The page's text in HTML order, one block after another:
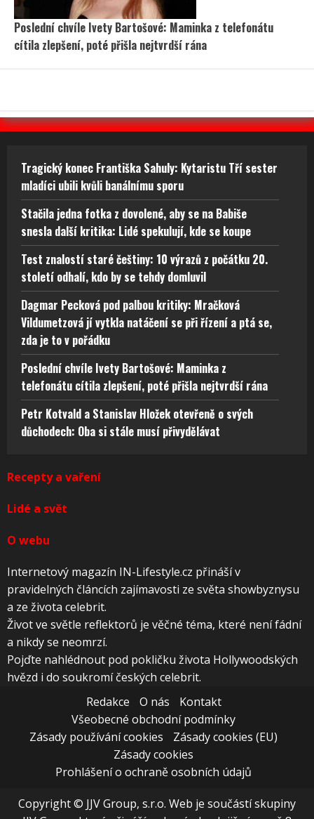
Poslední chvíle Ivety Bartošové: Maminka z telefonátu
cítila zlepšení, poté přišla nejtvrdší rána
Tragický konec Františka Sahuly: Kytaristu Tří sester
mladíci ubili kvůli banálnímu sporu
Stačila jedna fotka z dovolené, aby se na Babiše
snesla další kritika: Lidé spekulují, kde se koupe
Test znalostí staré češtiny: 10 výrazů z počátku 20.
století odhalí, kdo by se tehdy domluvil
Dagmar Pecková pod palbou kritiky: Mračková
Vildumetzová jí vytkla natáčení se při řízení a ptá se,
zda je to v pořádku
Poslední chvíle Ivety Bartošové: Maminka z
telefonátu cítila zlepšení, poté přišla nejtvrdší rána
Petr Kotvald a Stanislav Hložek otevřeně o svých
důchodech: Oba si stále musí přivydělávat
Recepty a vaření
Lidé a svět
O webu
Internetový magazín IN-Lifestyle.cz přináší v
pravidelných článcích zajímavosti ze světa showbyznysu
a ze života celebrit.
Život ve světle reflektorů je věčné téma, které není fádní
a nikdy se neomrzí.
Pojďte nahlédnout pod pokličku života Hollywoodských
hvězd i do soukromí českých celebrit.
Redakce
O nás
Kontakt
Všeobecné obchodní podmínky
Zásady používání cookies
Zásady cookies (EU)
Zásady cookies
Prohlášení o ochraně osobních údajů
Copyright © JJV Group, s.r.o. Web je součástí skupiny